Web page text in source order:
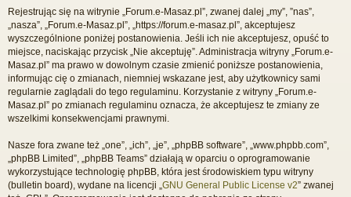
ę
Rejestrując się na witrynie „Forum.e-Masaz.pl”, zwanej dalej „my”, ”nas”,
„nasza”, „Forum.e-Masaz.pl”, „https://forum.e-masaz.pl”, akceptujesz
wyszczególnione poniżej postanowienia. Jeśli ich nie akceptujesz, opuść to
miejsce, naciskając przycisk „Nie akceptuję”. Administracja witryny „Forum.e-
Masaz.pl” ma prawo w dowolnym czasie zmienić poniższe postanowienia,
informując cię o zmianach, niemniej wskazane jest, aby użytkownicy sami
regularnie zaglądali do tego regulaminu. Korzystanie z witryny „Forum.e-
Masaz.pl” po zmianach regulaminu oznacza, że akceptujesz te zmiany ze
wszelkimi konsekwencjami prawnymi.
Nasze fora zwane też „one”, „ich”, „je”, „phpBB software”, „www.phpbb.com”,
„phpBB Limited”, „phpBB Teams” działają w oparciu o oprogramowanie
wykorzystujące technologię phpBB, która jest środowiskiem typu witryny
(bulletin board), wydane na licencji „ GNU General Public License v2” zwanej